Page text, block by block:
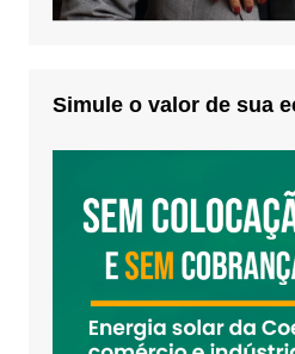
Simule o valor de sua